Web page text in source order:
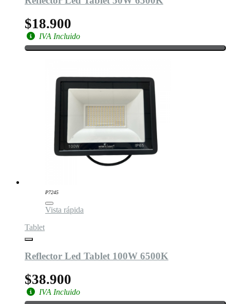
$18.900
IVA Incluido
P7245
Vista rápida
Tablet
Reflector Led Tablet 100W 6500K
$38.900
IVA Incluido